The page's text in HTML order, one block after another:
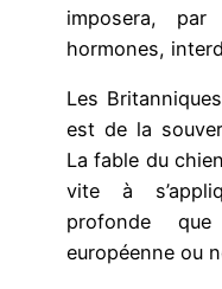
imposera,
hormones,
Les
est de la
La fable du
vite à
profonde
européenne ou